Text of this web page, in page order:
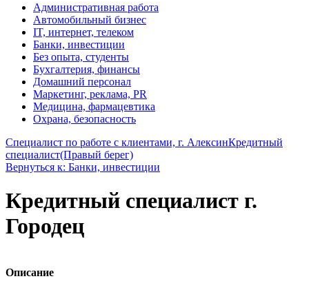
Административная работа
Автомобильный бизнес
IT, интернет, телеком
Банки, инвестиции
Без опыта, студенты
Бухгалтерия, финансы
Домашний персонал
Маркетинг, реклама, PR
Медицина, фармацевтика
Охрана, безопасность
Специалист по работе с клиентами, г. АлексинКредитный
специалист(Правый берег)
Вернуться к: Банки, инвестиции
Кредитный специалист г.
Городец
Описание